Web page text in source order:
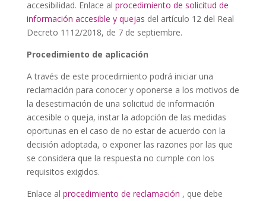
accesibilidad. Enlace al procedimiento de solicitud de
información accesible y quejas del artículo 12 del Real
Decreto 1112/2018, de 7 de septiembre.
Procedimiento de aplicación
A través de este procedimiento podrá iniciar una
reclamación para conocer y oponerse a los motivos de
la desestimación de una solicitud de información
accesible o queja, instar la adopción de las medidas
oportunas en el caso de no estar de acuerdo con la
decisión adoptada, o exponer las razones por las que
se considera que la respuesta no cumple con los
requisitos exigidos.
Enlace al procedimiento de reclamación , que debe